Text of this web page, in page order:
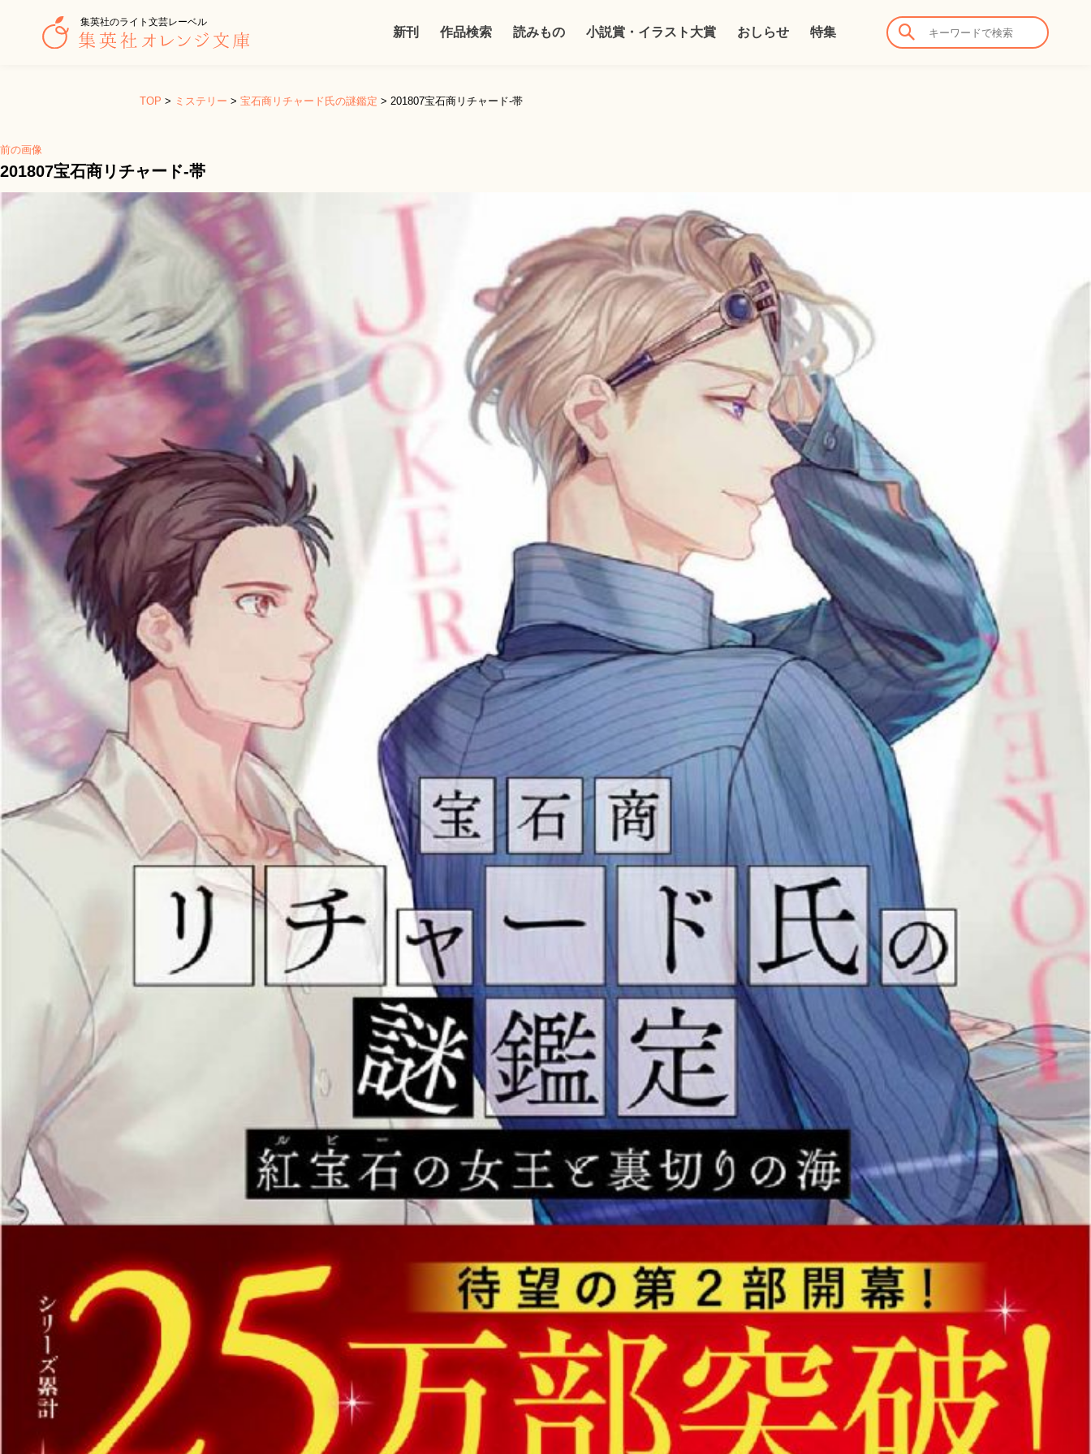
集英社のライト文芸レーベル
新刊 作品検索 読みもの 小説賞・イラスト大賞 おしらせ 特集
TOP > ミステリー > 宝石商リチャード氏の謎鑑定 > 201807宝石商リチャード-帯
前の画像
201807宝石商リチャード-帯